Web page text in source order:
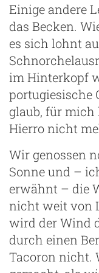
Einige andere
das Becken.
es sich lohnt
im Hinterkopf
portugiesische
glaub, für
Hierro nicht
Wir genossen
Sonne und –
erwähnt – die
nicht weit von
wird der Wind
durch einen
Tacoron nicht.